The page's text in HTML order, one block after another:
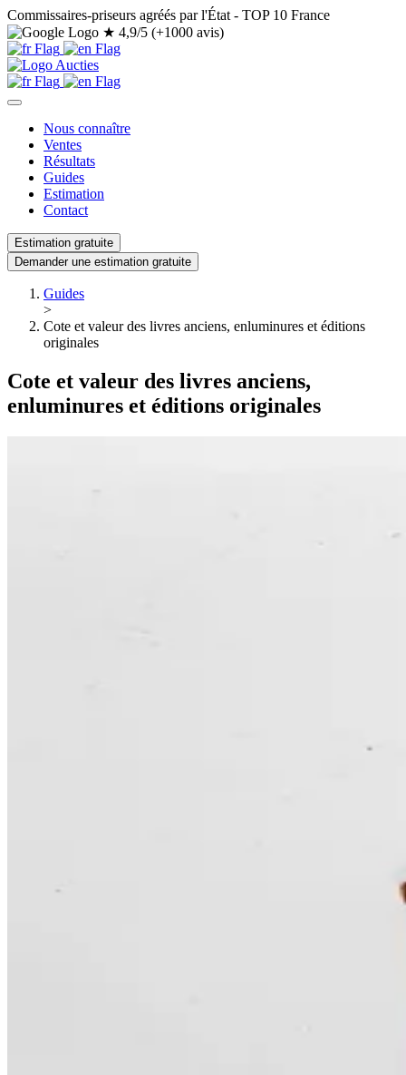
Commissaires-priseurs agréés par l'État - TOP 10 France
★ 4,9/5 (+1000 avis)
Nous connaître
Ventes
Résultats
Guides
Estimation
Contact
Estimation gratuite
Demander une estimation gratuite
Guides
>
Cote et valeur des livres anciens, enluminures et éditions
originales
Cote et valeur des livres anciens,
enluminures et éditions originales